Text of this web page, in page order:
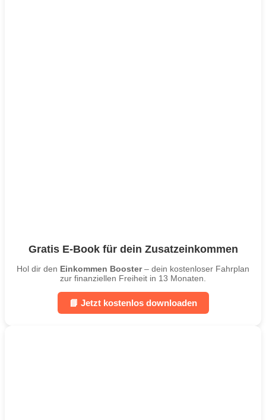
Gratis E-Book für dein Zusatzeinkommen
Hol dir den Einkommen Booster– dein kostenloser Fahrplan
zur finanziellen Freiheit in 13 Monaten.
📘 Jetzt kostenlos downloaden